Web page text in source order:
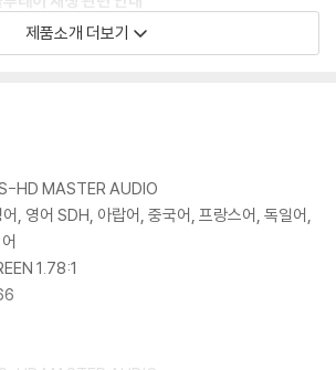
용량의 데이터 전송이 필요하므로 4K전용 플레
다. 더불어 플레이어 소프트웨어 최신 버전의 업데
레이어와 3D 지원 TV를 통해서만 재생 가능합
장 상태
미한 아웃케이스 주름, 모서리 눌림 및 갈라짐이
을 원하실 경우 미개봉 상태로 문의 부탁드립니
정에서 기포 혹은 경미한 인쇄 오류가 발생할 수
우, 보호필름이 붙어 판매되기도 합니다. 보호필
제품소개 더보기
HD MASTER AUDIO
, 영어 SDH, 아랍어, 중국어, 프랑스어, 독일어,
1.78:1